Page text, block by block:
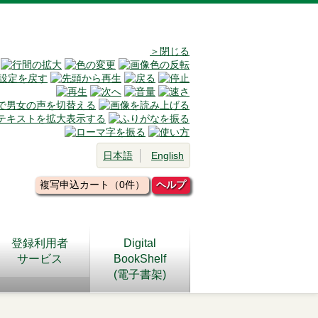
＞閉じる
日本語 English
複写申込カート（0件） ヘルプ
登録利用者
サービス
Digital
BookShelf
(電子書架)